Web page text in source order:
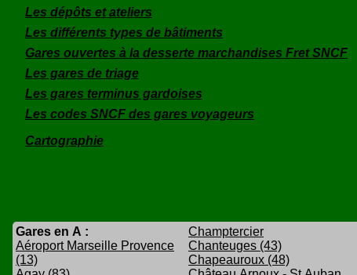
Les dépôts et ateliers
Les différents types de bâtiments
Gares ouvertes à la desserte marchandises Fret SNCF
Les gares de triage
Les gares terminus gardoises
Les codes SNCF des gares voyageurs
Cartographie
Gares en A :
Aéroport Marseille Provence
(13)
Champtercier
Chanteuges (43)
Chapeauroux (48)